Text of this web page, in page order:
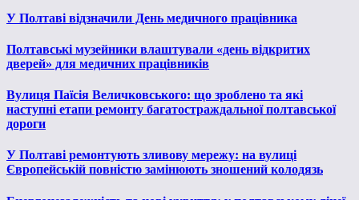
У Полтаві відзначили День медичного працівника
Полтавські музейники влаштували «день відкритих
дверей» для медичних працівників
Вулиця Паїсія Величковського: що зроблено та які
наступні етапи ремонту багатостраждальної полтавської
дороги
У Полтаві ремонтують зливову мережу: на вулиці
Європейській повністю замінюють зношений колодязь